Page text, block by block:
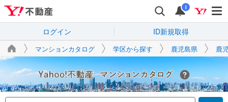
i
ログイン ID新規取得
マンションカタログ 学区から探す 鹿児島県 鹿
Yahoo!不動産